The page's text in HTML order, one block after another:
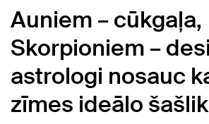
Auniem – cūkgaļa,
Skorpioniem –
astrologi nosauc
zīmes ideālo